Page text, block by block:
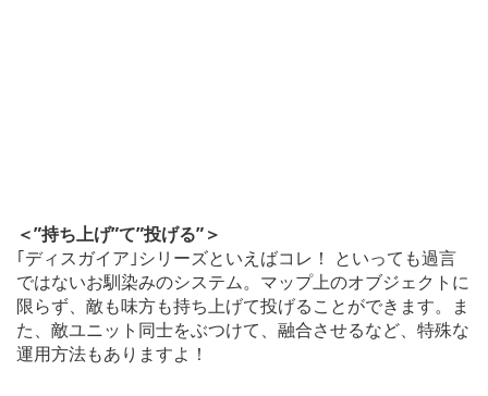
＜”持ち上げ”て”投げる”＞
｢ディスガイア｣シリーズといえばコレ！ といっても過言
ではないお馴染みのシステム。マップ上のオブジェクトに
限らず、敵も味方も持ち上げて投げることができます。ま
た、敵ユニット同士をぶつけて、融合させるなど、特殊な
運用方法もありますよ！